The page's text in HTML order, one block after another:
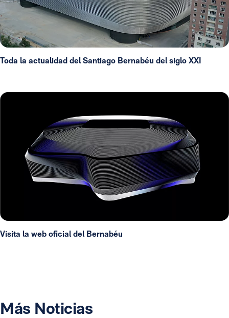
Toda la actualidad del Santiago Bernabéu del siglo XXI
Visita la web oficial del Bernabéu
Más Noticias